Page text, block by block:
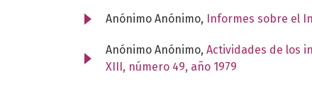
Anónimo Anónimo, Informes sobre el
Anónimo Anónimo, Actividades de los
XIII, número 49, año 1979